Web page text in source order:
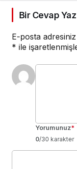
Bir Cevap Yaz
E-posta
* ile
Yorumunuz*
0/30 karakter